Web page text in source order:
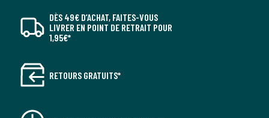
DÈS 49€ D’ACHAT, FAITES-VOUS
LIVRER EN POINT DE RETRAIT POUR
1,95€*
RETOURS GRATUITS*